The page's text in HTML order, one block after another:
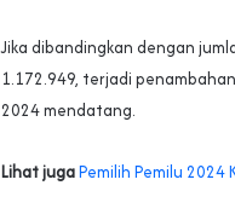
Jika dibandingkan dengan
1.172.949, terjadi
2024 mendatang.
Lihat jugaPemilih Pemilu